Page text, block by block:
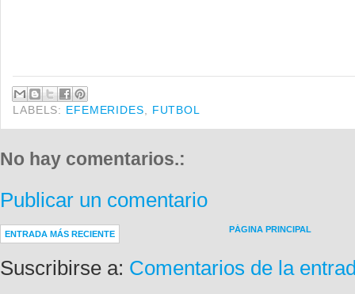
LABELS: EFEMERIDES FUTBOL
No hay comentarios.:
Publicar un comentario
ENTRADA MÁS RECIENTE PÁGINA PRINCIPAL
Suscribirse a: Comentarios de la